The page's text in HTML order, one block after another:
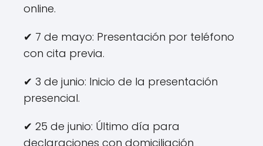
online.
✔ 7 de mayo: Presentación por teléfono
con cita previa.
✔ 3 de junio: Inicio de la presentación
presencial.
✔ 25 de junio: Último día para
declaraciones con domiciliación